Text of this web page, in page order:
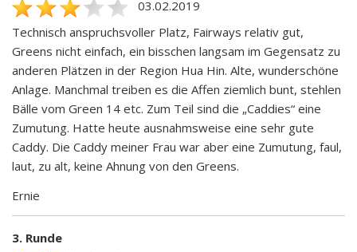
03.02.2019
Technisch anspruchsvoller Platz, Fairways relativ gut,
Greens nicht einfach, ein bisschen langsam im Gegensatz zu
anderen Plätzen in der Region Hua Hin. Alte, wunderschöne
Anlage. Manchmal treiben es die Affen ziemlich bunt, stehlen
Bälle vom Green 14 etc. Zum Teil sind die „Caddies“ eine
Zumutung. Hatte heute ausnahmsweise eine sehr gute
Caddy. Die Caddy meiner Frau war aber eine Zumutung, faul,
laut, zu alt, keine Ahnung von den Greens.
Ernie
3. Runde